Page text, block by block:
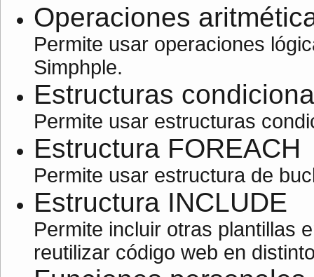
Operaciones
Permite usar operaciones
Simphple.
Estructuras
Permite usar estructuras
Estructura FOREACH
Permite usar estructura de
Estructura INCLUDE
Permite incluir otras plantillas
reutilizar código web en